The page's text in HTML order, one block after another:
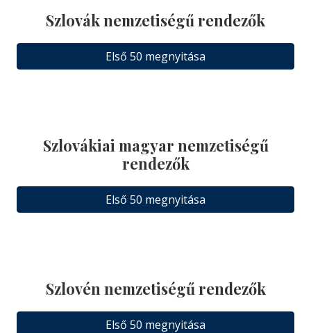
Szlovák nemzetiségű rendezők
Első 50 megnyitása
Szlovákiai magyar nemzetiségű
rendezők
Első 50 megnyitása
Szlovén nemzetiségű rendezők
Első 50 megnyitása